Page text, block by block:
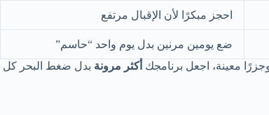
احجز مبكرًا لأن الإقبال مرتفع
ضع يومين مرنين بدل يوم واحد “حاسم”
معينة، اجعل برنامجك أكثر مرونة بدل ضغط البحر كل